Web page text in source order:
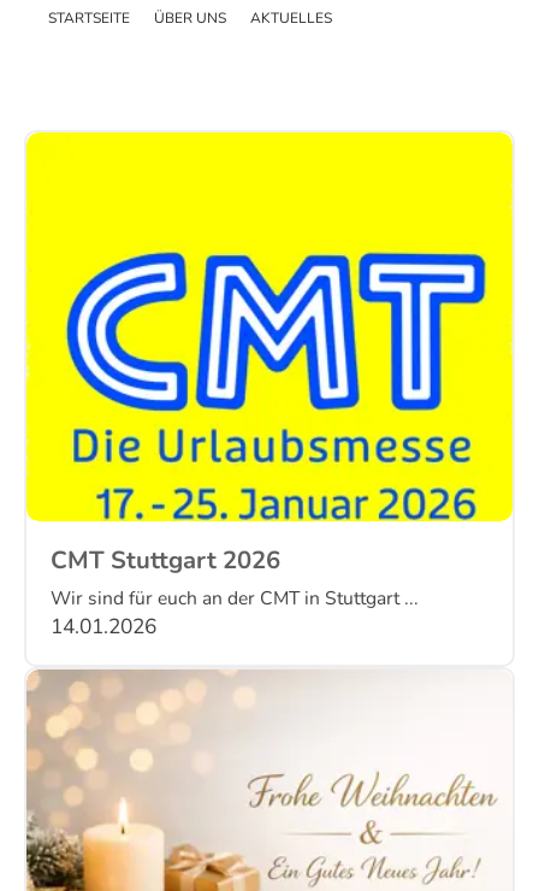
Messen
STARTSEITE ÜBER UNS AKTUELLES
CMT Stuttgart 2026
Wir sind für euch an der CMT in Stuttgart ...
14.01.2026